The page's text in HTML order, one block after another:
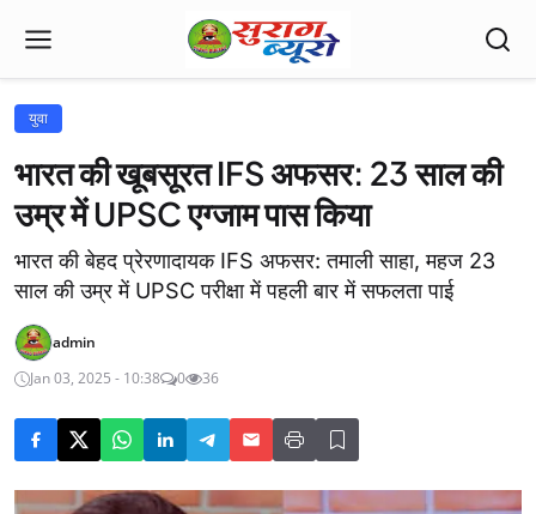
युवा
भारत की खूबसूरत IFS अफसर: 23 साल की
उम्र में UPSC एग्जाम पास किया
भारत की बेहद प्रेरणादायक IFS अफसर: तमाली साहा, महज 23
साल की उम्र में UPSC परीक्षा में पहली बार में सफलता पाई
admin
Jan 03, 2025 - 10:38
0 36